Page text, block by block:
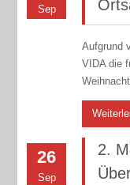
Sep
Aufgrund
VIDA die
26
Sep
2.